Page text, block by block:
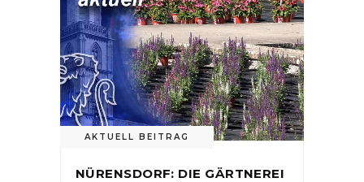
AKTUELL BEITRAG
NÜRENSDORF: DIE GÄRTNEREI